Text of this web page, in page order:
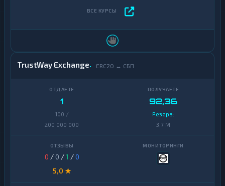
TrustWay Exchange ERC20 ↔ СБП
1
100 /
200 000 000
92,36
Резерв:
3,7 M
0 / 0 /1 /0
5,0 ★